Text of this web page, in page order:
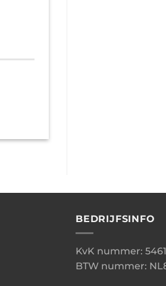
BEDRIJFSINFO
KvK nummer:
BTW nummer: